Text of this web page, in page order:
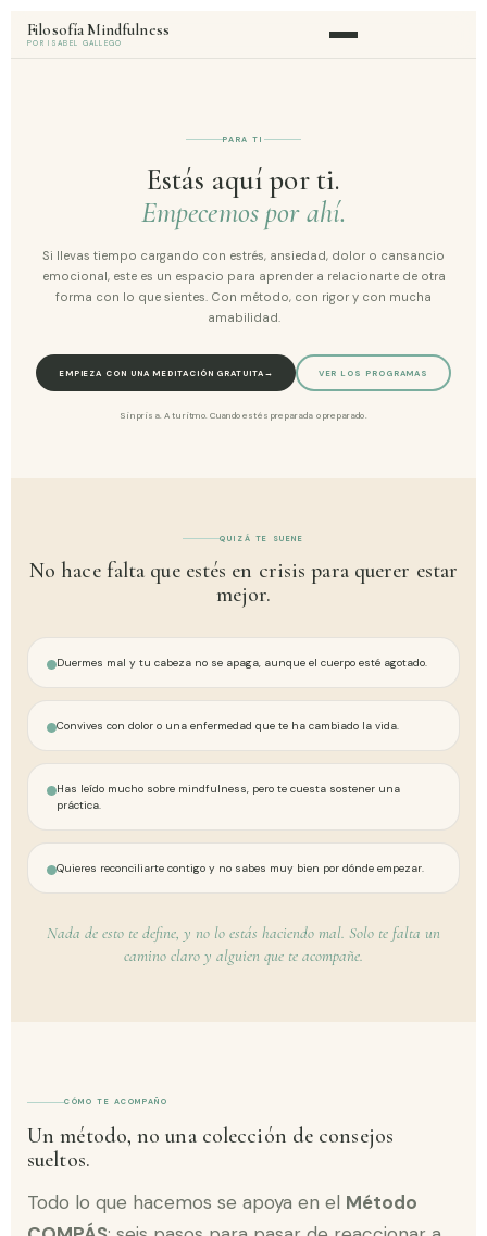
Filosofía Mindfulness
POR ISABEL GALLEGO
PARA TI
Estás aquí por ti.
Empecemos por ahí.
Si llevas tiempo cargando con estrés, ansiedad, dolor o cansancio
emocional, este es un espacio para aprender a relacionarte de otra
forma con lo que sientes. Con método, con rigor y con mucha
amabilidad.
EMPIEZA CON UNA MEDITACIÓN GRATUITA → VER LOS PROGRAMAS
Sin prisa. A tu ritmo. Cuando estés preparada o preparado.
QUIZÁ TE SUENE
No hace falta que estés en crisis para querer estar
mejor.
Duermes mal y tu cabeza no se apaga, aunque el cuerpo esté agotado.
Convives con dolor o una enfermedad que te ha cambiado la vida.
Has leído mucho sobre mindfulness, pero te cuesta sostener una
práctica.
Quieres reconciliarte contigo y no sabes muy bien por dónde empezar.
Nada de esto te define, y no lo estás haciendo mal. Solo te falta un
camino claro y alguien que te acompañe.
CÓMO TE ACOMPAÑO
Un método, no una colección de consejos
sueltos.
Todo lo que hacemos se apoya en el Método